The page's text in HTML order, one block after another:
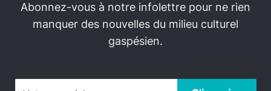
Abonnez-vous à notre infolettre pour ne rien
manquer des nouvelles du milieu culturel
gaspésien.